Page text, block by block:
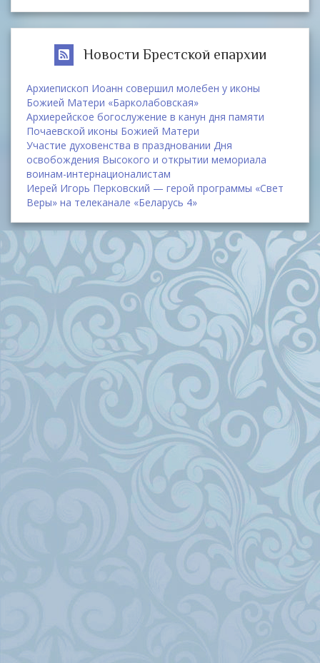
Новости Брестской епархии
Архиепископ Иоанн совершил молебен у иконы
Божией Матери «Барколабовская»
Архиерейское богослужение в канун дня памяти
Почаевской иконы Божией Матери
Участие духовенства в праздновании Дня
освобождения Высокого и открытии мемориала
воинам-интернационалистам
Иерей Игорь Перковский — герой программы «Свет
Веры» на телеканале «Беларусь 4»